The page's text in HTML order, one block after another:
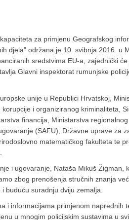
za primjenu Geografskog
djela” održana je 10. svibnja 2016. u
sredstvima EU-a, zajednički
Glavni inspektorat rumunjske
unije u Republici Hrvatskoj,
i organiziranog kriminaliteta,
financija, Ministarstva
(SAFU), Državne uprave za
matematičkog fakulteta te
i ugovaranje, Nataša Mikuš Žigman,
zbog prenošenja stručnih znanja
buduću suradnju dviju zemalja.
i informacijama primjenom naprednih
u mnogim policijskim sustavima u